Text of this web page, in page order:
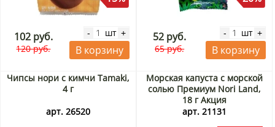
102 руб.
120 руб.
- шт +
В корзину
52 руб.
65 руб.
- шт +
В корзину
Чипсы нори с кимчи Tamaki,
4 г
арт. 26520
Морская капуста с морской
солью Премиум Nori Land,
18 г Акция
арт. 21131